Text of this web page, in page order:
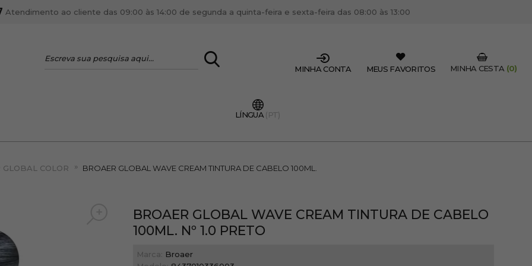
LOGIN
ficar por dentro
Se é proprietário de um centro de cabeleireiro / estética, pode inscrever-se
CRIAR CONTA PROFISSIONAL
Atendimento ao cliente das 09:00 às 14:00 de segunda a quinta-feira e sexta-feira das 08:00 às 13:00
MINHA CESTA (0)
MEUS FAVORITOS
MINHA CONTA
LÍNGUA (PT)
GLOBAL COLOR » BROAER GLOBAL WAVE CREAM TINTURA DE CABELO 100ML.
BROAER GLOBAL WAVE CREAM TINTURA DE CABELO
100ML. Nº 1.0 PRETO
Marca:
Broaer